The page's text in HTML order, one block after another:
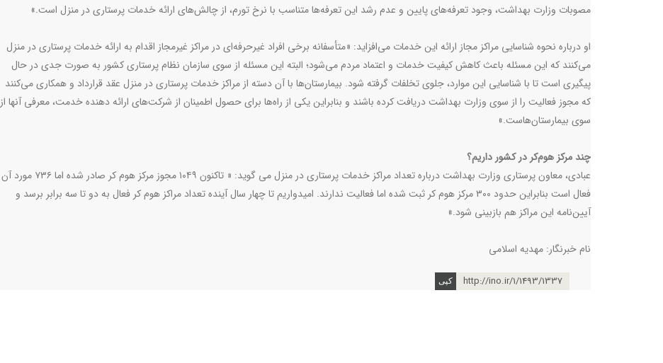
مصوبات وزارت بهداشت، وجود تعرفه‌های پایین و عدم رشد این تعرفه‌ها متناسب با نرخ تورم، از چالش‌های ارائه خدمات پرستاری در منزل است.»
او درباره نحوه شناسایی مراکز مجاز ارائه این خدمات می‌افزاید: «متأسفانه برخی افراد غیرحرفه‌ای در مراکز غیرمجاز اقدام به ارائه خدمات پرستاری در منزل
می‌کنند که این مسئله باعث کاهش کیفیت خدمات و اعتماد مردم می‌شود؛ البته این مسئله از سوی سازمان نظام پرستاری کشور به صورت جدی در حال
پیگیری است تا با شناسایی این موارد، جلوی تخلفات گرفته شود. بیمارستان‌ها با آن دسته از مراکز خدمات پرستاری در منزل عقد قرارداد و همکاری می‌کنند
که مجوز فعالیت را از سوی وزارت بهداشت دریافت کرده‌ باشند و بنابراین یکی از راه‌ها برای حصول اطمینان از شرکت‌های ارائه دهنده خدمت، معرفی آنها از
سوی بیمارستان‌هاست.»
چند مرکز هوم‌کر در کشور داریم؟
عبادی، معاون پرستاری وزارت بهداشت درباره تعداد مراکز خدمات پرستاری در منزل می گوید: « تاکنون ۱۰۴۹ مجوز مرکز هوم کر صادر شده اما ۷۳۶ مورد آن
فعال است بنابراین حدود ۳۰۰ مرکز هوم کر ثبت شده اما فعالیت ندارند. امیدواریم تا چهار سال آینده تعداد مراکز هوم کر فعال به دو تا سه برابر برسد و
آیین‌نامه این مراکز هم بازبینی شود.»
نام خبرنگار: مهدیه اسلامی
http://ino.ir/1/1493/1337